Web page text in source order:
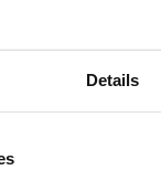
Details